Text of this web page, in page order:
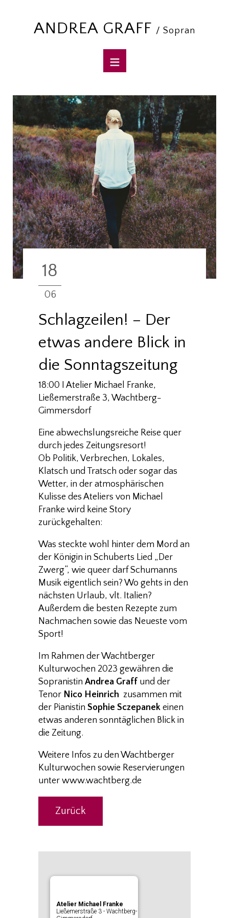
ANDREA GRAFF / Sopran
18
06
Schlagzeilen! – Der
etwas andere Blick in
die Sonntagszeitung
18:00 I Atelier Michael Franke,
Ließemerstraße 3, Wachtberg-
Gimmersdorf
Eine abwechslungsreiche Reise quer
durch jedes Zeitungsresort!
Ob Politik, Verbrechen, Lokales,
Klatsch und Tratsch oder sogar das
Wetter, in der atmosphärischen
Kulisse des Ateliers von Michael
Franke wird keine Story
zurückgehalten:
Was steckte wohl hinter dem Mord an
der Königin in Schuberts Lied „Der
Zwerg“, wie queer darf Schumanns
Musik eigentlich sein? Wo gehts in den
nächsten Urlaub, vlt. Italien?
Außerdem die besten Rezepte zum
Nachmachen sowie das Neueste vom
Sport!
Im Rahmen der Wachtberger
Kulturwochen 2023 gewähren die
Sopranistin Andrea Graff und der
Tenor Nico Heinrich zusammen mit
der Pianistin Sophie Sczepanek einen
etwas anderen sonntäglichen Blick in
die Zeitung.
Weitere Infos zu den Wachtberger
Kulturwochen sowie Reservierungen
unter www.wachtberg.de
Zurück
Atelier Michael Franke
Ließemerstraße 3 - Wachtberg-